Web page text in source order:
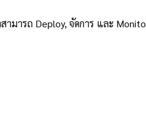
รถ Deploy, จัดการ และ